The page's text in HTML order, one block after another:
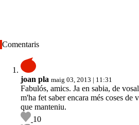
Comentaris
joan pla maig 03, 2013 | 11:31
Fabulós, amics. Ja en sabia, de
m'ha fet saber encara més coses de
que manteniu.
10